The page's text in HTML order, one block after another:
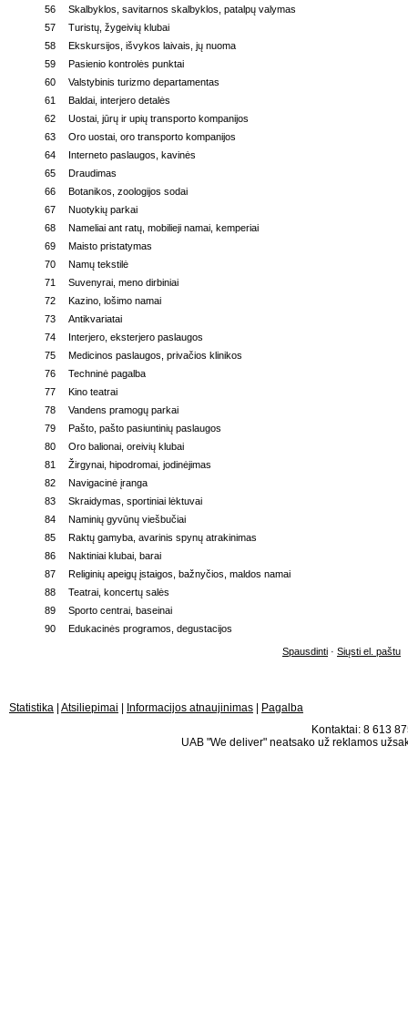
56
Skalbyklos, savitarnos skalbyklos, patalpų valymas
57
Turistų, žygeivių klubai
58
Ekskursijos, išvykos laivais, jų nuoma
59
Pasienio kontrolės punktai
60
Valstybinis turizmo departamentas
61
Baldai, interjero detalės
62
Uostai, jūrų ir upių transporto kompanijos
63
Oro uostai, oro transporto kompanijos
64
Interneto paslaugos, kavinės
65
Draudimas
66
Botanikos, zoologijos sodai
67
Nuotykių parkai
68
Nameliai ant ratų, mobilieji namai, kemperiai
69
Maisto pristatymas
70
Namų tekstilė
71
Suvenyrai, meno dirbiniai
72
Kazino, lošimo namai
73
Antikvariatai
74
Interjero, eksterjero paslaugos
75
Medicinos paslaugos, privačios klinikos
76
Techninė pagalba
77
Kino teatrai
78
Vandens pramogų parkai
79
Pašto, pašto pasiuntinių paslaugos
80
Oro balionai, oreivių klubai
81
Žirgynai, hipodromai, jodinėjimas
82
Navigacinė įranga
83
Skraidymas, sportiniai lėktuvai
84
Naminių gyvūnų viešbučiai
85
Raktų gamyba, avarinis spynų atrakinimas
86
Naktiniai klubai, barai
87
Religinių apeigų įstaigos, bažnyčios, maldos namai
88
Teatrai, koncertų salės
89
Sporto centrai, baseinai
90
Edukacinės programos, degustacijos
Spausdinti · Siųsti el. paštu
Statistika Atsiliepimai Informacijos atnaujinimas
Pagalba
Kontaktai: 8 613
UAB "We deliver" neatsako už reklamos